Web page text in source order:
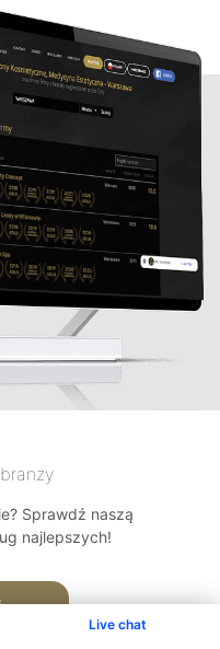
Live chat
Sprawdź naszą
najlepszych!